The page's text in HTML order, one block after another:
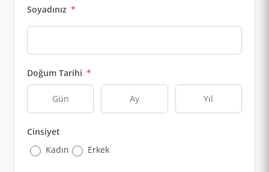
Soyadınız *
Doğum Tarihi *
Cinsiyet
Kadın
Erkek